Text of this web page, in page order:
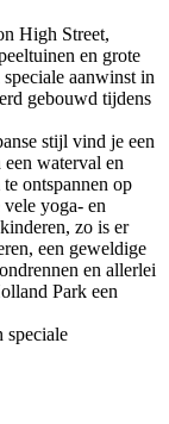
High Street,
en grote
aanwinst in
gebouwd tijdens
stijl vind je een
waterval en
ontspannen op
yoga- en
zo is er
een geweldige
en allerlei
Park een
speciale